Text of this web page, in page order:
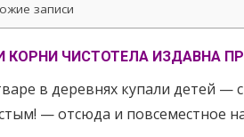
записи
КОРНИ ЧИСТОТЕЛА ИЗДАВНА
в деревнях купали детей —
— отсюда и повсеместное